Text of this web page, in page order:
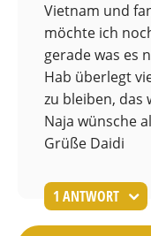
Vietnam und
möchte ich
gerade was es
Hab überlegt
zu bleiben,
Naja wünsche
Grüße Daidi
1 ANTWORT